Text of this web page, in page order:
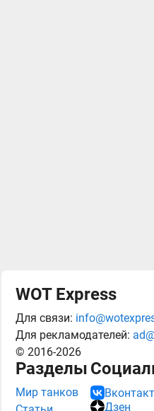
WOT Express
Для связи:
Для рекламодателей:
© 2016-2026
Разделы
Мир танков
Дзен